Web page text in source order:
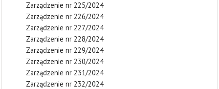
Zarządzenie nr 225/2024
Zarządzenie nr 226/2024
Zarządzenie nr 227/2024
Zarządzenie nr 228/2024
Zarządzenie nr 229/2024
Zarządzenie nr 230/2024
Zarządzenie nr 231/2024
Zarządzenie nr 232/2024